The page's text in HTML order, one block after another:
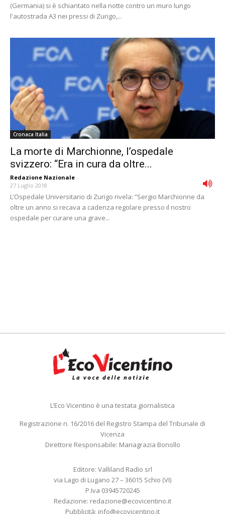
(Germania) si è schiantato nella notte contro un muro lungo
l'autostrada A3 nei pressi di Zurigo,...
Cronaca Italia
La morte di Marchionne, l’ospedale
svizzero: “Era in cura da oltre...
Redazione Nazionale -
27 Luglio 2018
L’Ospedale Universitario di Zurigo rivela: “Sergio Marchionne da
oltre un anno si recava a cadenza regolare presso il nostro
ospedale per curare una grave...
L’Eco Vicentino è una testata giornalistica
Registrazione n. 16/2016 del Registro Stampa del Tribunale di
Vicenza
Direttore Responsabile: Mariagrazia Bonollo
Editore: Valliland Radio srl
via Lago di Lugano 27 – 36015 Schio (VI)
P.Iva 03945720245
Redazione: redazione@ecovicentino.it
Pubblicità: info@ecovicentino.it